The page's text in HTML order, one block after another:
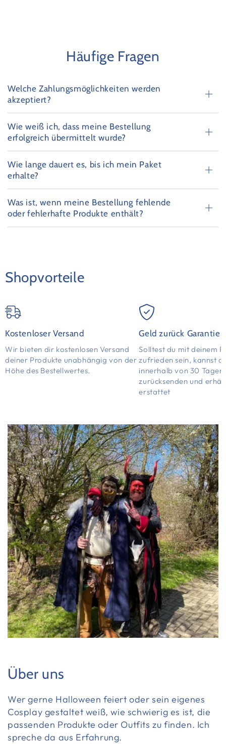
Häufige Fragen
Welche Zahlungsmöglichkeiten werden
akzeptiert?
Wie weiß ich, dass meine Bestellung
erfolgreich übermittelt wurde?
Wie lange dauert es, bis ich mein Paket
erhalte?
Was ist, wenn meine Bestellung fehlende
oder fehlerhafte Produkte enthält?
Shopvorteile
Kostenloser Versand
Wir bieten dir kostenlosen Versand
deiner Produkte unabhängig von der
Höhe des Bestellwertes.
Geld zurück Garantie
Solltest du mit deinem
zufrieden sein, kannst
innerhalb von 30 Tagen
zurücksenden und
erstattet
Über uns
Wer gerne Halloween feiert oder sein eigenes
Cosplay gestaltet weiß, wie schwierig es ist, die
passenden Produkte oder Outfits zu finden. Ich
spreche da aus Erfahrung.